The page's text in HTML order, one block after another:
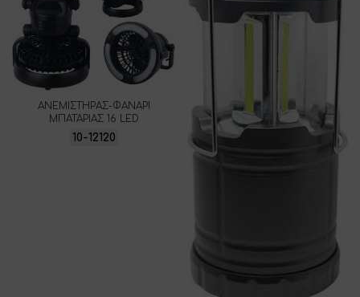
ΑΝΕΜΙΣΤΗΡΑΣ-ΦΑΝΑΡΙ
ΜΠΑΤΑΡΙΑΣ 16 LED
10-12120